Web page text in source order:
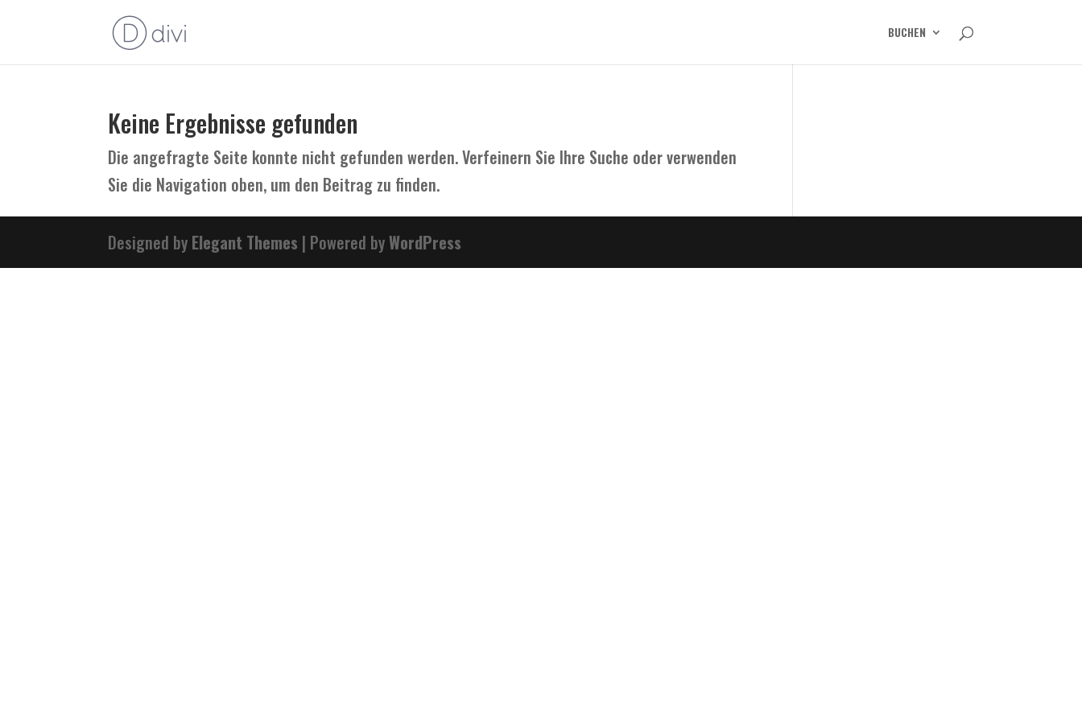
BUCHEN
Keine Ergebnisse gefunden
Die angefragte Seite konnte nicht gefunden werden. Verfeinern Sie Ihre Suche oder verwenden
Sie die Navigation oben, um den Beitrag zu finden.
Designed by Elegant Themes | Powered byWordPress